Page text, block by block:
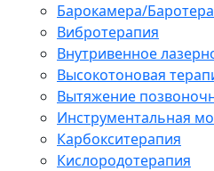
Барокамера/
Вибротерапия
Внутривенное
Высокотоновая
Вытяжение
Инструментальная
Карбокситерапия
Кислородотерапия